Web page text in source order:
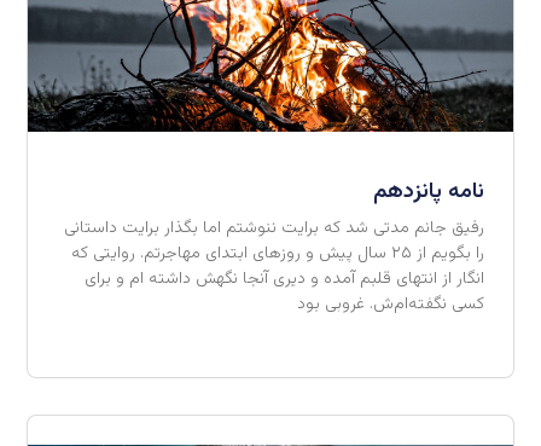
نامه پانزدهم
رفیق جانم مدتی شد که برایت ننوشتم اما بگذار برایت داستانی
را بگویم از ۲۵ سال پیش و روزهای ابتدای مهاجرتم. روایتی که
انگار از انتهای قلبم آمده و دیری آنجا نگهش داشته ام و برای
کسی نگفته‌ام‌ش. غروبی بود